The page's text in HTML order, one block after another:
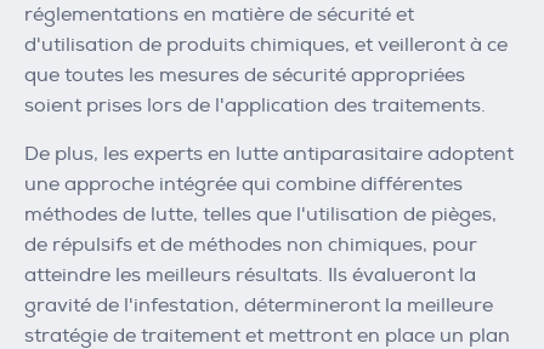
réglementations en matière de sécurité et
d'utilisation de produits chimiques, et veilleront à ce
que toutes les mesures de sécurité appropriées
soient prises lors de l'application des traitements.
De plus, les experts en lutte antiparasitaire adoptent
une approche intégrée qui combine différentes
méthodes de lutte, telles que l'utilisation de pièges,
de répulsifs et de méthodes non chimiques, pour
atteindre les meilleurs résultats. Ils évalueront la
gravité de l'infestation, détermineront la meilleure
stratégie de traitement et mettront en place un plan